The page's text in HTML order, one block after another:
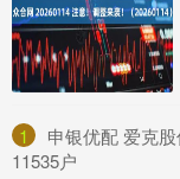
1
申银优配 爱克
11535户